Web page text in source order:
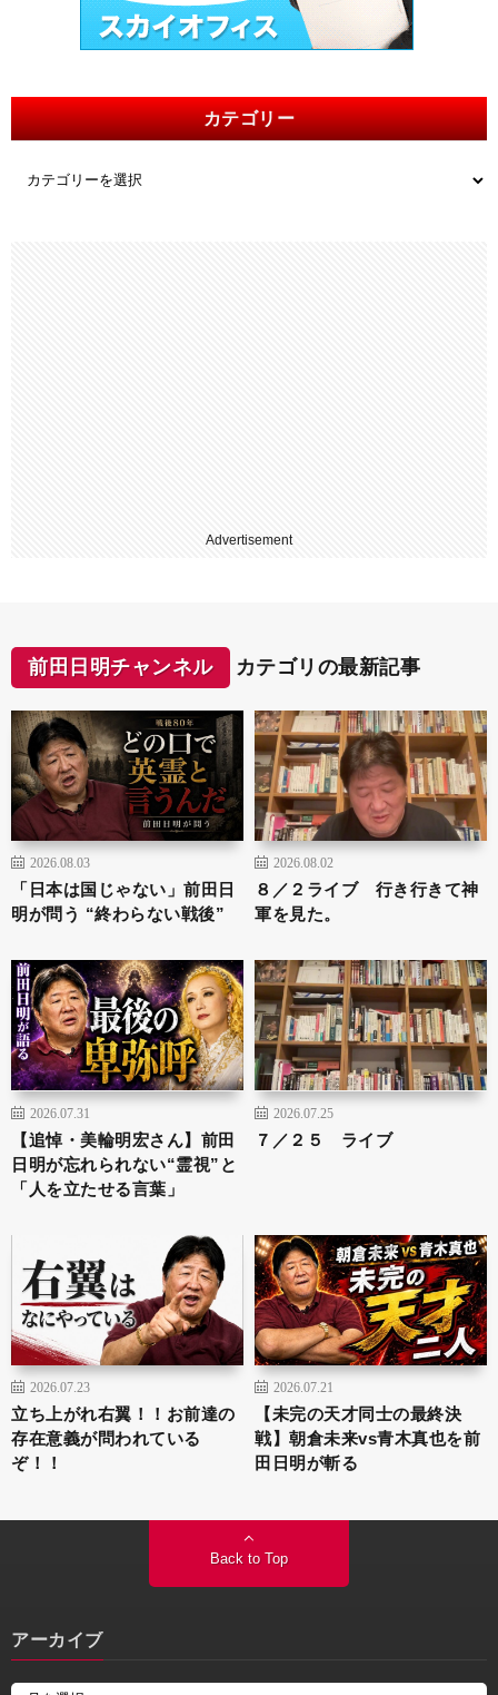
カテゴリー
Advertisement
前田日明チャンネル カテゴリの最新記事
2026.08.03
「日本は国じゃない」前田日
明が問う “終わらない戦後”
2026.08.02
８／２ライブ 行き行きて神
軍を見た。
2026.07.31
【追悼・美輪明宏さん】前田
日明が忘れられない“霊視”と
「人を立たせる言葉」
2026.07.25
７／２５ ライブ
2026.07.23
立ち上がれ右翼！！お前達の
存在意義が問われている
ぞ！！
2026.07.21
【未完の天才同士の最終決
戦】朝倉未来vs青木真也を前
田日明が斬る
Back to Top
アーカイブ